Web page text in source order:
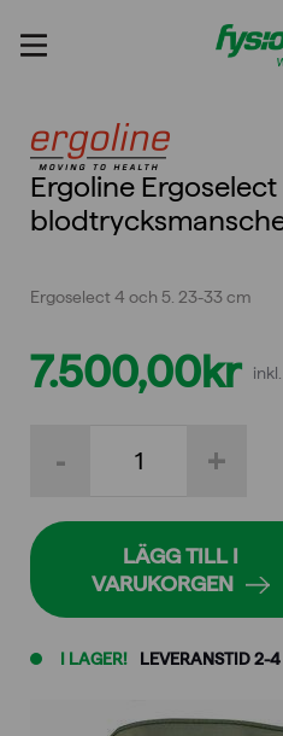
innehållet
Ergoline Ergoselect
Ergoselect 4 och 5. 23-33 cm
7.500,00kr
I LAGER! LEVERANSTID 2-
+
mängd
-
LÄGG TILL I
VARUKORGEN